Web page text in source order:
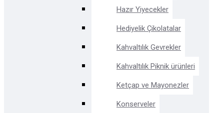
Hazır Yiyecekler
Hediyelik Çikolatalar
Kahvaltılık Gevrekler
Kahvaltılık Piknik ürünleri
Ketçap ve Mayonezler
Konserveler